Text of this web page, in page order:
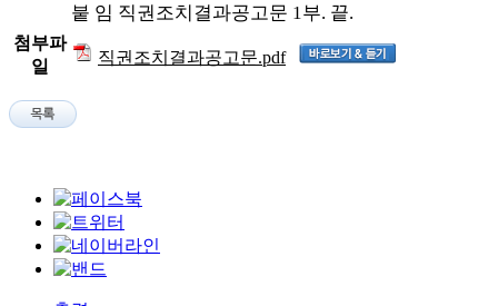
붙 임 직권조치결과공고문 1부. 끝.
첨부파
일
직권조치결과공고문.pdf